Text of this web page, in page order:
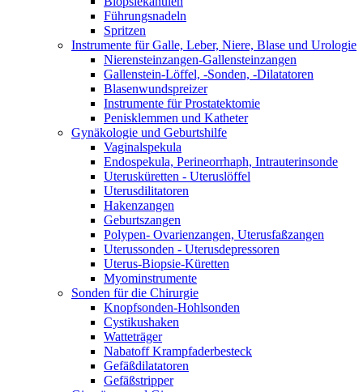
Führungsnadeln
Spritzen
Instrumente für Galle, Leber, Niere, Blase und Urologie
Nierensteinzangen-Gallensteinzangen
Gallenstein-Löffel, -Sonden, -Dilatatoren
Blasenwundspreizer
Instrumente für Prostatektomie
Penisklemmen und Katheter
Gynäkologie und Geburtshilfe
Vaginalspekula
Endospekula, Perineorrhaph, Intrauterinsonde
Uterusküretten - Uteruslöffel
Uterusdilitatoren
Hakenzangen
Geburtszangen
Polypen- Ovarienzangen, Uterusfaßzangen
Uterussonden - Uterusdepressoren
Uterus-Biopsie-Küretten
Myominstrumente
Sonden für die Chirurgie
Knopfsonden-Hohlsonden
Cystikushaken
Watteträger
Nabatoff Krampfaderbesteck
Gefäßdilatatoren
Gefäßstripper